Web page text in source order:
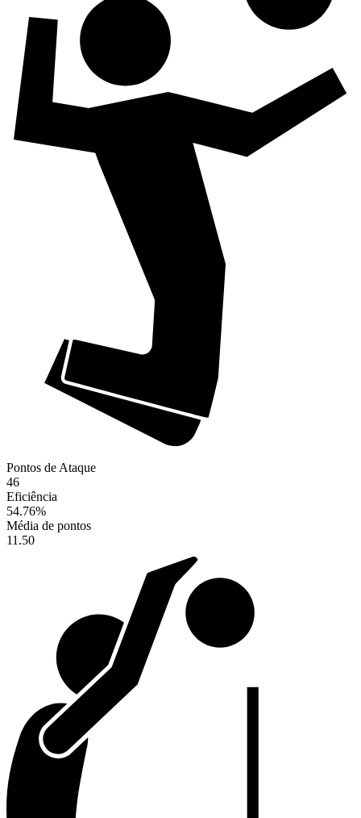
Pontos de Ataque
46
Eficiência
54.76%
Média de pontos
11.50